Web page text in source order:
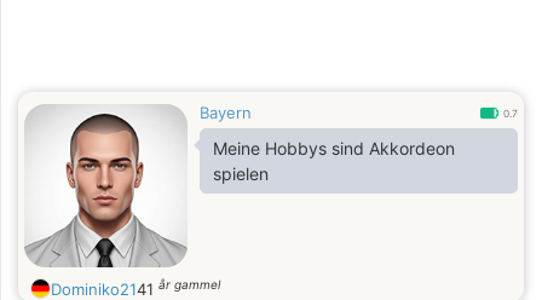
Bayern 0.7
Meine Hobbys sind Akkordeon
spielen
Dominiko2141 år gammel